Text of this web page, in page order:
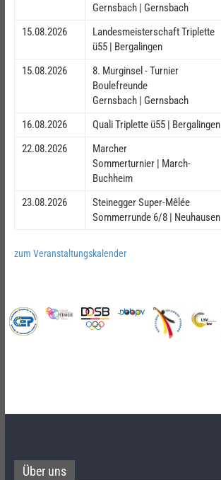
Gernsbach | Gernsbach
15.08.2026
Landesmeisterschaft Triplette
ü55 | Bergalingen
15.08.2026
8. Murginsel - Turnier
Boulefreunde
Gernsbach | Gernsbach
16.08.2026
Quali Triplette ü55 | Bergalingen
22.08.2026
Marcher
Sommerturnier | March-
Buchheim
23.08.2026
Steinegger Super-Mêlée
Sommerrunde 6/8 | Neuhausen
zum Veranstaltungskalender
Über uns